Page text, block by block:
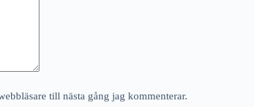
till nästa gång jag kommenterar.